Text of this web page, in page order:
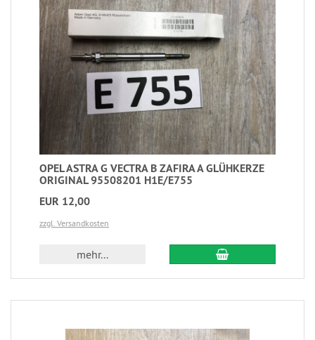
OPEL ASTRA G VECTRA B ZAFIRA A GLÜHKERZE
ORIGINAL 95508201 H1E/E755
EUR 12,00
zzgl. Versandkosten
mehr...